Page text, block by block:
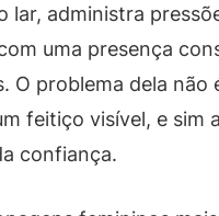
lar, administra
uma presença
O problema dela não
feitiço visível, e sim
confiança.